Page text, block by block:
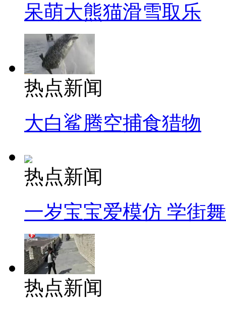
呆萌大熊猫滑雪取乐
热点新闻
大白鲨腾空捕食猎物
热点新闻
一岁宝宝爱模仿 学街
热点新闻